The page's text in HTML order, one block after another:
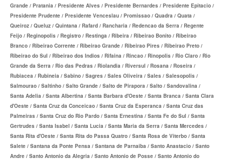
PLENA PLANO DE SAÚDE FAMILIAR
QSAUDE PLANO DE SAÚDE FAMILIAR
SANTA HELENA PLANO DE SAÚDE FAMILIAR
SANTARIS PLANO DE SAÚDE FAMILIAR
SÃO CRISTOVÃO PLANO DE SAÚDE FAMILIAR
TOTAL MEDCARE PLANO DE SAÚDE FAMILIAR
Grande / Pratania / Presidente Alves / Presidente Bernardes / Presidente Epitacio /
Presidente Prudente / Presidente Venceslau / Promissao / Quadra / Quata /
Queiroz / Queluz / Quintana / Rafard / Rancharia / Redencao da Serra / Regente
Feijo / Reginopolis / Registro / Restinga / Ribeira / Ribeirao Bonito / Ribeirao
Branco / Ribeirao Corrente / Ribeirao Grande / Ribeirao Pires / Ribeirao Preto /
Ribeirao do Sul / Ribeirao dos Indios / Rifaina / Rincao / Rinopolis / Rio Claro / Rio
Grande da Serra / Rio das Pedras / Riolandia / Riversul / Rosana / Roseira /
Rubiacea / Rubineia / Sabino / Sagres / Sales Oliveira / Sales / Salesopolis /
Salmourao / Saltinho / Salto Grande / Salto de Pirapora / Salto / Sandovalina /
Santa Adelia / Santa Albertina / Santa Barbara d'Oeste / Santa Branca / Santa Clara
d'Oeste / Santa Cruz da Conceicao / Santa Cruz da Esperanca / Santa Cruz das
Palmeiras / Santa Cruz do Rio Pardo / Santa Ernestina / Santa Fe do Sul / Santa
Gertrudes / Santa Isabel / Santa Lucia / Santa Maria da Serra / Santa Mercedes /
Santa Rita d'Oeste / Santa Rita do Passa Quatro / Santa Rosa de Viterbo / Santa
Salete / Santana da Ponte Pensa / Santana de Parnaiba / Santo Anastacio / Santo
Andre / Santo Antonio da Alegria / Santo Antonio de Posse / Santo Antonio do